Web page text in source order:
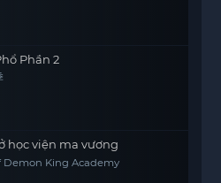
Phần 2
học viện ma vương
Demon King Academy